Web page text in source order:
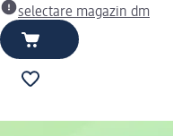
selectare magazin dm